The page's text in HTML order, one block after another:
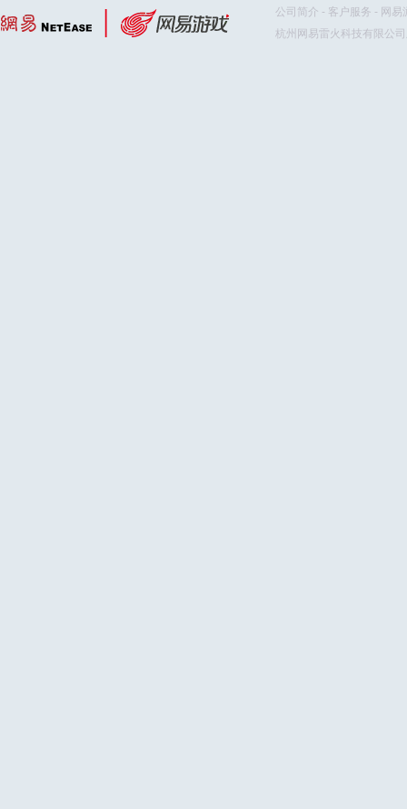
公司简介 - 客户服务 - 网易
杭州网易雷火科技有限公